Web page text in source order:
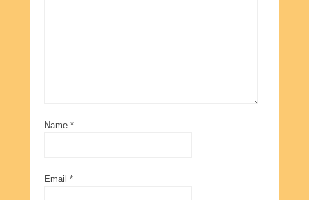
Name *
Email *